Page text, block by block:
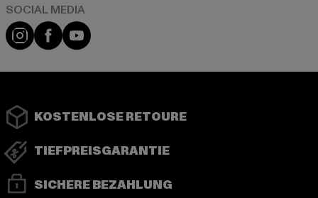
Instagram
FacebookYouTube
KOSTENLOSE RETOURE
TIEFPREISGARANTIE
SICHERE BEZAHLUNG